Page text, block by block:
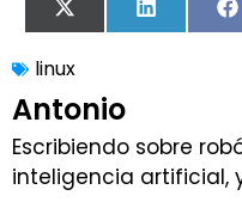
X
(Twitter)
LinkedIn
linux
Antonio
Escribiendo sobre
inteligencia artificial,